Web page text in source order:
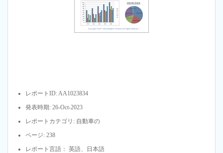
レポートID: AA1023834
発表時期: 26-Oct-2023
レポートカテゴリ: 自動車の
ページ: 238
レポート言語： 英語、日本語